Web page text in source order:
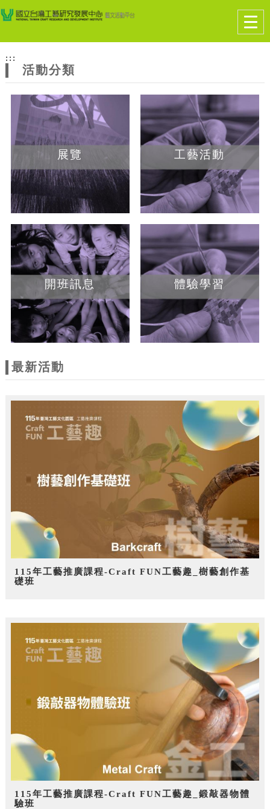
網
站
主
題
跳到主要內容
網站導覽
:::
活動分類
展覽 工藝活動
開班訊息 體驗學習
最新活動
115年工藝推廣課程-Craft FUN工藝趣_樹藝創作基
礎班
115年工藝推廣課程-Craft FUN工藝趣_鍛敲器物體
驗班